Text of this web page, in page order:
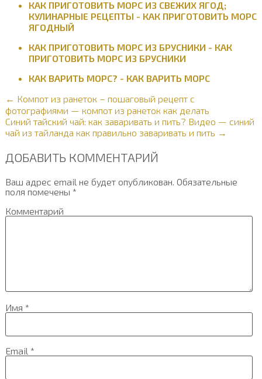
КАК ПРИГОТОВИТЬ МОРС ИЗ СВЕЖИХ ЯГОД;
КУЛИНАРНЫЕ РЕЦЕПТЫ - КАК ПРИГОТОВИТЬ МОРС
ЯГОДНЫЙ
КАК ПРИГОТОВИТЬ МОРС ИЗ БРУСНИКИ - КАК
ПРИГОТОВИТЬ МОРС ИЗ БРУСНИКИ
КАК ВАРИТЬ МОРС? - КАК ВАРИТЬ МОРС
← Компот из ранеток – пошаговый рецепт с
фотографиями — компот из ранеток как делать
Синий тайский чай: как заваривать и пить? Видео — синий
чай из тайланда как правильно заваривать и пить →
ДОБАВИТЬ КОММЕНТАРИЙ
Ваш адрес email не будет опубликован. Обязательные
поля помечены *
Комментарий
Имя *
Email *